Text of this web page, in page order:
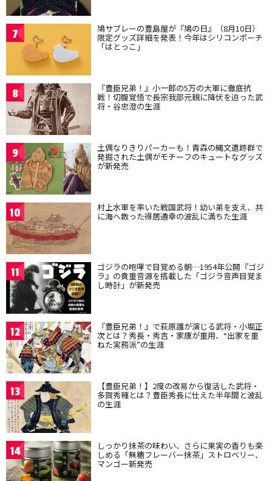
7 鳩サブレーの豊島屋が『鳩の日』（8月10日）
限定グッズ詳細を発表！今年はシリコンポーチ
「はとっこ」
8 『豊臣兄弟！』小一郎の5万の大軍に徹底抗
戦！切腹覚悟で長宗我部元親に降伏を迫った武
将・谷忠澄の生涯
9 土偶なりきりパーカーも！青森の縄文遺跡群で
発掘された土偶がモチーフのキュートなグッズ
が新発売
10 村上水軍を率いた戦国武将！幼い弟を支え、共
に海へ散った得居通幸の波乱に満ちた生涯
11 ゴジラの咆哮で目覚める朝…1954年公開『ゴジ
ラ』の貴重音源を搭載した「ゴジラ音声目覚ま
し時計」が新発売
12 『豊臣兄弟！』で萩原護が演じる武将・小堀正
次とは？秀長・秀吉・家康が重用、“出家を重
ねた実務派”の生涯
13 【豊臣兄弟！】2度の改易から復活した武将・
多賀秀種とは？豊臣秀長に仕えた半年間と波乱
の生涯
14 しっかり抹茶の味わい、さらに果実の香りも楽
しめる「無糖フレーバー抹茶」ストロベリー、
マンゴー新発売